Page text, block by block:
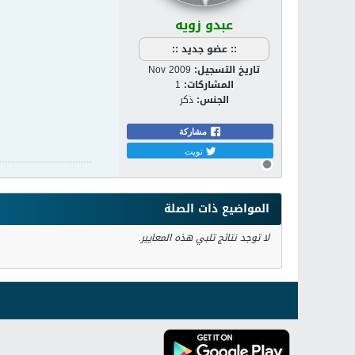
عبدو زويه
:: عضو جديد ::
تاريخ التسجيل: Nov 2009
المشاركات: 1
الجنس: ذكر
مشاركة
تويت
المواضيع ذات الصلة
لا توجد نتائج تلبي هذه المعايير.